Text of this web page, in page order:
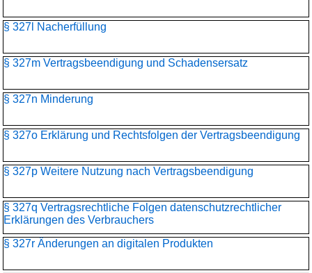
§ 327l Nacherfüllung
§ 327m Vertragsbeendigung und Schadensersatz
§ 327n Minderung
§ 327o Erklärung und Rechtsfolgen der Vertragsbeendigung
§ 327p Weitere Nutzung nach Vertragsbeendigung
§ 327q Vertragsrechtliche Folgen datenschutzrechtlicher
Erklärungen des Verbrauchers
§ 327r Änderungen an digitalen Produkten